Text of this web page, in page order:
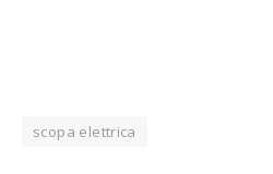
scopa elettrica